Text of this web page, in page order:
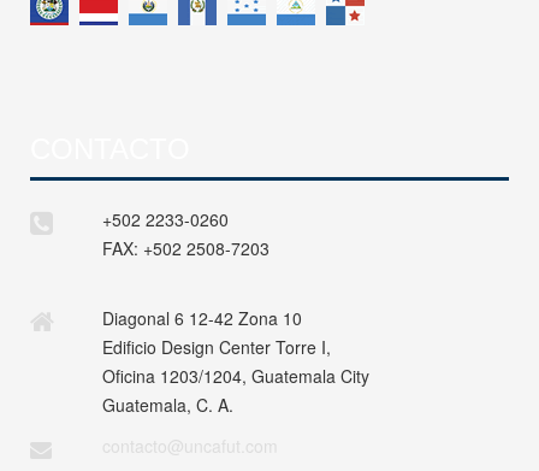
+502 2233-0260
FAX: +502 2508-7203
Diagonal 6 12-42 Zona 10
Edificio Design Center Torre I,
Oficina 1203/1204, Guatemala City
Guatemala, C. A.
contacto@uncafut.com